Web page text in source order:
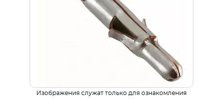
Изображения служат только для ознакомления